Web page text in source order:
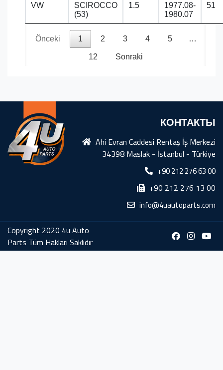
VW
SCIROCCO
(53)
1.5
1977.08-
1980.07
51
Önceki 1 2 3 4 5 …
12 Sonraki
КОНТАКТЫ
Ahi Evran Caddesi Rentaş İş Merkezi
34398 Maslak - İstanbul - Türkiye
+90 212 276 63 00
+90 212 276 13 00
info@4uautoparts.com
Copyright 2020 4u Auto
Parts Tüm Hakları Saklıdır